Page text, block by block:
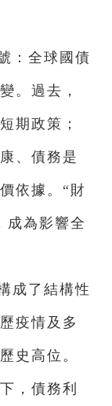
：全球國債
。過去，
期政策；
、債務是
依據。“財
成為影響全
成了結構性
疫情及多
史高位。
，債務利